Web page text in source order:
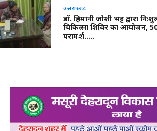
उत्तराखंड
डॉ. हिमानी जोशी भट्ट द्वारा
चिकित्सा शिविर का आयोजन,
परामर्श…..